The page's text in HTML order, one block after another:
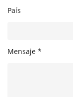
País
Mensaje *